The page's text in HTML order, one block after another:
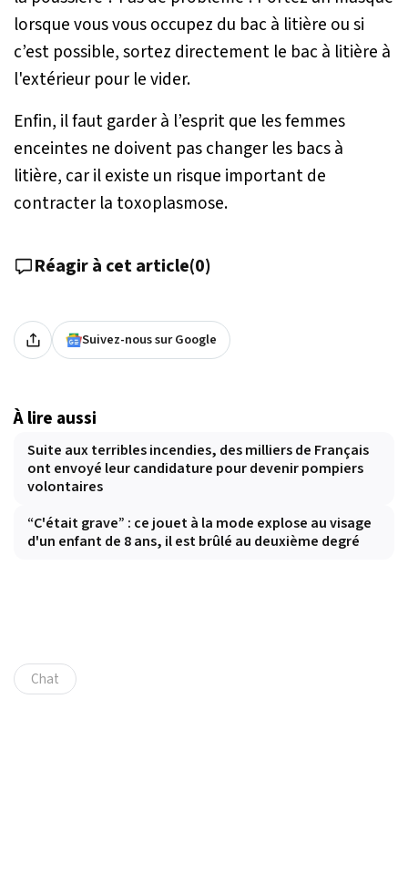
lorsque vous vous occupez du bac à litière ou si
c’est possible, sortez directement le bac à litière à
l'extérieur pour le vider.
Enfin, il faut garder à l’esprit que les femmes
enceintes ne doivent pas changer les bacs à
litière, car il existe un risque important de
contracter la toxoplasmose.
Réagir à cet article(0)
Suivez-nous sur Google
À lire aussi
Suite aux terribles incendies, des milliers de Français
ont envoyé leur candidature pour devenir pompiers
volontaires
“C'était grave” : ce jouet à la mode explose au visage
d'un enfant de 8 ans, il est brûlé au deuxième degré
Chat